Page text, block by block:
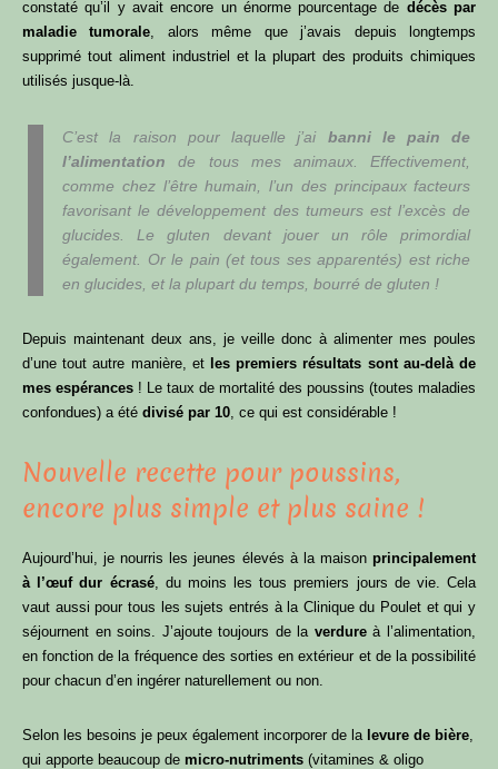
constaté qu’il y avait encore un énorme pourcentage de décès par
maladie tumorale , alors même que j’avais depuis longtemps
supprimé tout aliment industriel et la plupart des produits chimiques
utilisés jusque-là.
C’est la raison pour laquelle j’ai banni le pain de
l’alimentation de tous mes animaux. Effectivement,
comme chez l’être humain, l’un des principaux facteurs
favorisant le développement des tumeurs est l’excès de
glucides. Le gluten devant jouer un rôle primordial
également. Or le pain (et tous ses apparentés) est riche
en glucides, et la plupart du temps, bourré de gluten !
Depuis maintenant deux ans, je veille donc à alimenter mes poules
d’une tout autre manière, et les premiers résultats sont au-delà de
mes espérances ! Le taux de mortalité des poussins (toutes maladies
confondues) a été divisé par 10 , ce qui est considérable !
Nouvelle recette pour poussins,
encore plus simple et plus saine !
Aujourd’hui, je nourris les jeunes élevés à la maison principalement
à l’œuf dur écrasé, du moins les tous premiers jours de vie. Cela
vaut aussi pour tous les sujets entrés à la Clinique du Poulet et qui y
séjournent en soins. J’ajoute toujours de la verdureà l’alimentation,
en fonction de la fréquence des sorties en extérieur et de la possibilité
pour chacun d’en ingérer naturellement ou non.
Selon les besoins je peux également incorporer de la levure de bière
qui apporte beaucoup de micro-nutriments (vitamines & oligo